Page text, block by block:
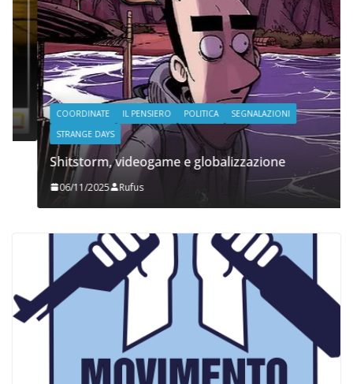
COORDINATE IL PENSIERO POLITICA
SEGNALAZIONI
STRANGE DAYS
Shitstorm, videogame e globalizzazione
06/11/2025 Rufus